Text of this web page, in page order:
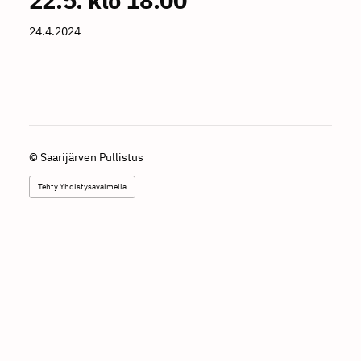
24.4.2024
© Saarijärven Pullistus
Tehty Yhdistysavaimella